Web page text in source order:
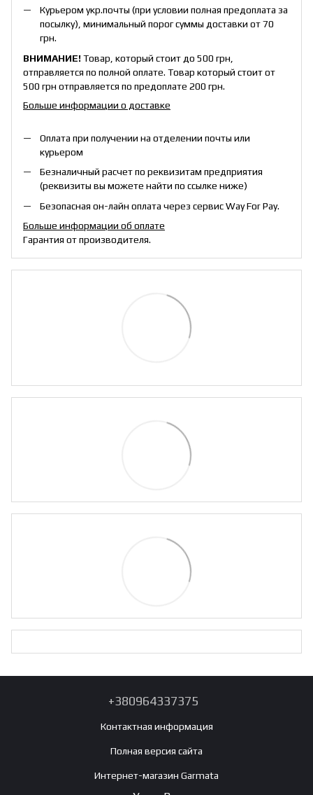
Курьером укр.почты (при условии полная предоплата за
посылку), минимальный порог суммы доставки от 70
грн.
ВНИМАНИЕ!Товар, который стоит до 500 грн,
отправляется по полной оплате. Товар который стоит от
500 грн отправляется по предоплате 200 грн.
Больше информации о доставке
Оплата при получении на отделении почты или
курьером
Безналичный расчет по реквизитам предприятия
(реквизиты вы можете найти по ссылке ниже)
Безопасная он-лайн оплата через сервис Way For Pay.
Больше информации об оплате
Гарантия от производителя.
+380964337375
Контактная информация
Полная версия сайта
Интернет-магазин Garmata